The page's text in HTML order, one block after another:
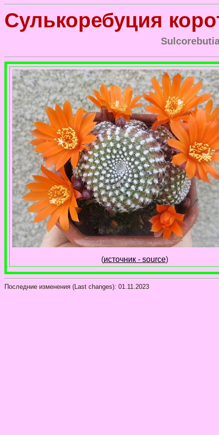
Сулькоребуция
(источник - source)
Последние изменения (Last changes): 01.11.2023